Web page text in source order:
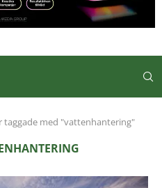
taggade med "vattenhantering"